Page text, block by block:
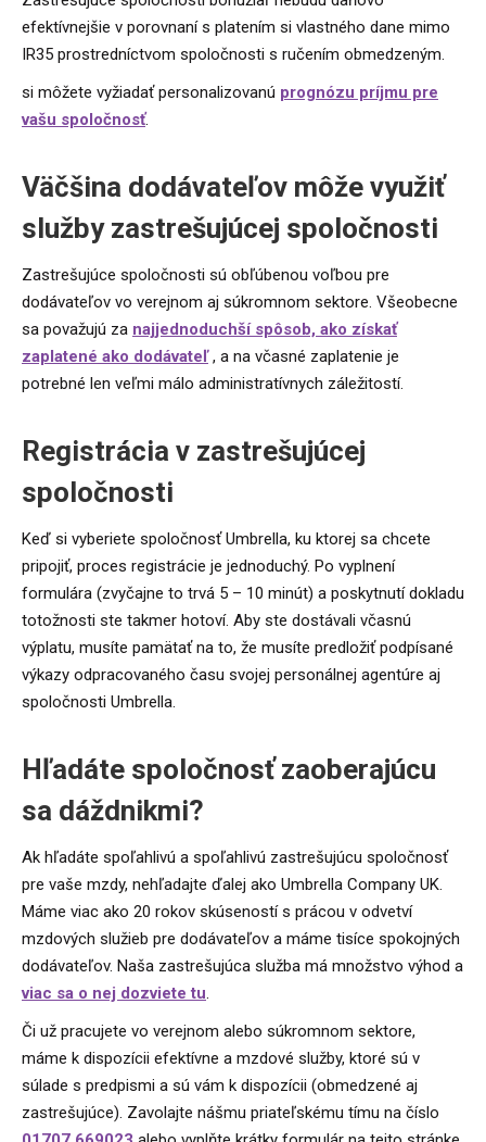
efektívnejšie v porovnaní s platením si vlastného dane mimo
IR35 prostredníctvom spoločnosti s ručením obmedzeným.
si môžete vyžiadať personalizovanú prognózu príjmu pre
vašu spoločnosť.
Väčšina dodávateľov môže využiť
služby zastrešujúcej spoločnosti
Zastrešujúce spoločnosti sú obľúbenou voľbou pre
dodávateľov vo verejnom aj súkromnom sektore. Všeobecne
sa považujú za najjednoduchší spôsob, ako získať
zaplatené ako dodávateľ, a na včasné zaplatenie je
potrebné len veľmi málo administratívnych záležitostí.
Registrácia v zastrešujúcej
spoločnosti
Keď si vyberiete spoločnosť Umbrella, ku ktorej sa chcete
pripojiť, proces registrácie je jednoduchý. Po vyplnení
formulára (zvyčajne to trvá 5 – 10 minút) a poskytnutí dokladu
totožnosti ste takmer hotoví. Aby ste dostávali včasnú
výplatu, musíte pamätať na to, že musíte predložiť podpísané
výkazy odpracovaného času svojej personálnej agentúre aj
spoločnosti Umbrella.
Hľadáte spoločnosť zaoberajúcu
sa dáždnikmi?
Ak hľadáte spoľahlivú a spoľahlivú zastrešujúcu spoločnosť
pre vaše mzdy, nehľadajte ďalej ako Umbrella Company UK.
Máme viac ako 20 rokov skúseností s prácou v odvetví
mzdových služieb pre dodávateľov a máme tisíce spokojných
dodávateľov. Naša zastrešujúca služba má množstvo výhod a
viac sa o nej dozviete tu.
Či už pracujete vo verejnom alebo súkromnom sektore,
máme k dispozícii efektívne a mzdové služby, ktoré sú v
súlade s predpismi a sú vám k dispozícii (obmedzené aj
zastrešujúce). Zavolajte nášmu priateľskému tímu na číslo